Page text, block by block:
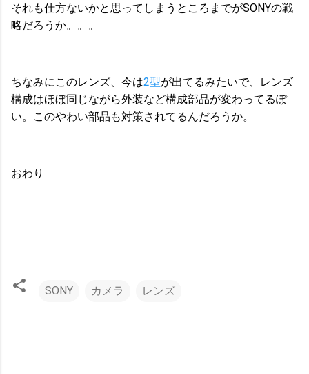
それも仕方ないかと思ってしまうところまでがSONYの戦
略だろうか。。。
ちなみにこのレンズ、今は2型が出てるみたいで、レンズ
構成はほぼ同じながら外装など構成部品が変わってるぽ
い。このやわい部品も対策されてるんだろうか。
おわり
SONY カメラ レンズ